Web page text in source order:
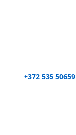
+372 535 50659